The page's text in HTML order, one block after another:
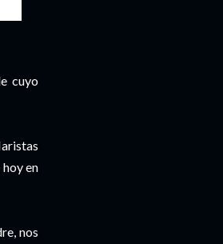
cuyo
en
nos